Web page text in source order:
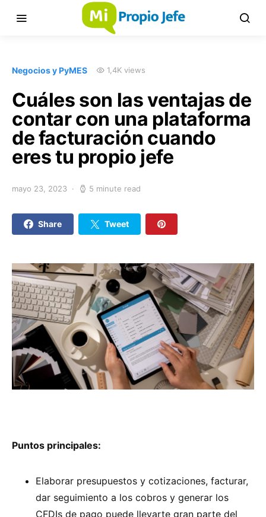
Negocios y PyMES 1,4K views
Cuáles son las ventajas de
contar con una plataforma
de facturación cuando
eres tu propio jefe
mayo 23, 2023 5 minute read
Share Tweet
Puntos principales:
Elaborar presupuestos y cotizaciones, facturar,
dar seguimiento a los cobros y generar los
CFDIs de pago puede llevarte gran parte del